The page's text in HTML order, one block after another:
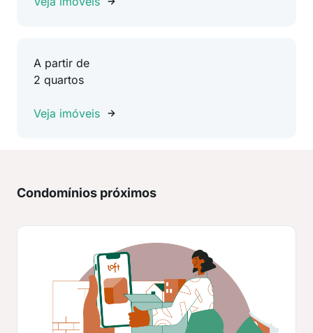
A partir de
2 quartos
Veja imóveis
Condomínios próximos